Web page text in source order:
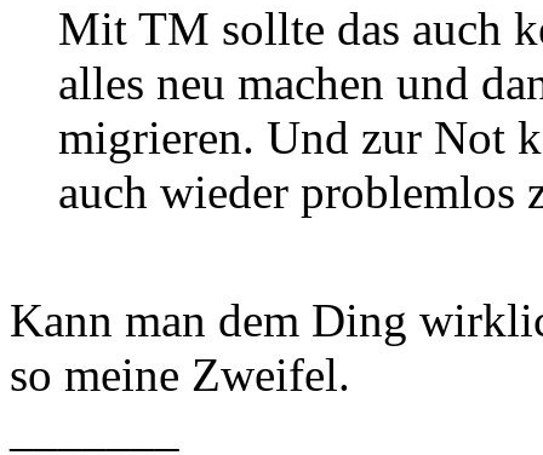
Mit TM sollte das auch
alles neu machen und
migrieren. Und zur Not
auch wieder problemlos
Kann man dem Ding
so meine Zweifel.